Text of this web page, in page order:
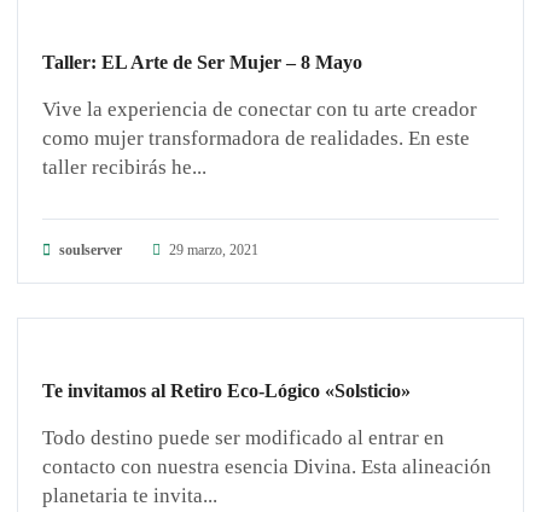
Taller: EL Arte de Ser Mujer – 8 Mayo
Vive la experiencia de conectar con tu arte creador
como mujer transformadora de realidades. En este
taller recibirás he...
soulserver 29 marzo, 2021
Te invitamos al Retiro Eco-Lógico «Solsticio»
Todo destino puede ser modificado al entrar en
contacto con nuestra esencia Divina. Esta alineación
planetaria te invita...